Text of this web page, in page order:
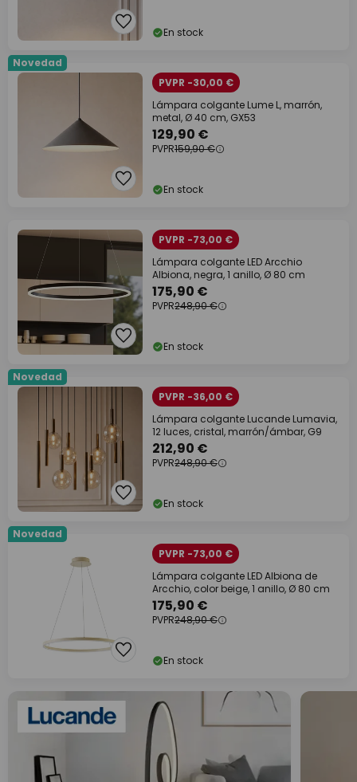
En stock
Novedad
PVPR -30,00 €
Lámpara colgante Lume L, marrón,
metal, Ø 40 cm, GX53
129,90 €
PVPR159,90 €
En stock
PVPR -73,00 €
Lámpara colgante LED Arcchio
Albiona, negra, 1 anillo, Ø 80 cm
175,90 €
PVPR248,90 €
En stock
Novedad
PVPR -36,00 €
Lámpara colgante Lucande Lumavia,
12 luces, cristal, marrón/ámbar, G9
212,90 €
PVPR248,90 €
En stock
Novedad
PVPR -73,00 €
Lámpara colgante LED Albiona de
Arcchio, color beige, 1 anillo, Ø 80 cm
175,90 €
PVPR248,90 €
En stock